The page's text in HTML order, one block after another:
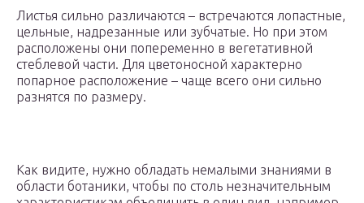
Листья сильно различаются – встречаются лопастные,
цельные, надрезанные или зубчатые. Но при этом
расположены они попеременно в вегетативной
стеблевой части. Для цветоносной характерно
попарное расположение – чаще всего они сильно
разнятся по размеру.
Как видите, нужно обладать немалыми знаниями в
области ботаники, чтобы по столь незначительным